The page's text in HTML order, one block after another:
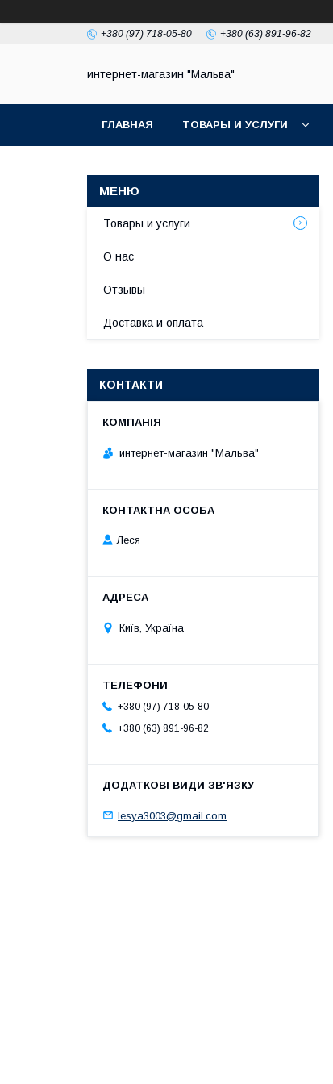
+380 (97) 718-05-80 +380 (63) 891-96-82
интернет-магазин "Мальва"
ГЛАВНАЯ ТОВАРЫ И УСЛУГИ
Товары и услуги
О нас
Отзывы
Доставка и оплата
КОНТАКТИ
интернет-магазин "Мальва"
Леся
Київ, Україна
+380 (97) 718-05-80
+380 (63) 891-96-82
lesya3003@gmail.com